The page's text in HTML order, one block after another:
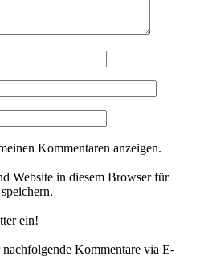
Kommentaren anzeigen.
Website in diesem Browser für
ein!
Kommentare via E-